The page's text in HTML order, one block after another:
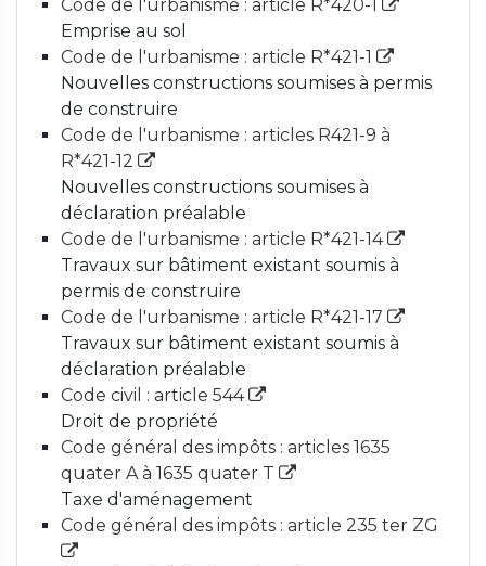
Code de l'urbanisme : article R*420-1
Emprise au sol
Code de l'urbanisme : article R*421-1
Nouvelles constructions soumises à permis
de construire
Code de l'urbanisme : articles R421-9 à
R*421-12
Nouvelles constructions soumises à
déclaration préalable
Code de l'urbanisme : article R*421-14
Travaux sur bâtiment existant soumis à
permis de construire
Code de l'urbanisme : article R*421-17
Travaux sur bâtiment existant soumis à
déclaration préalable
Code civil : article 544
Droit de propriété
Code général des impôts : articles 1635
quater A à 1635 quater T
Taxe d'aménagement
Code général des impôts : article 235 ter ZG